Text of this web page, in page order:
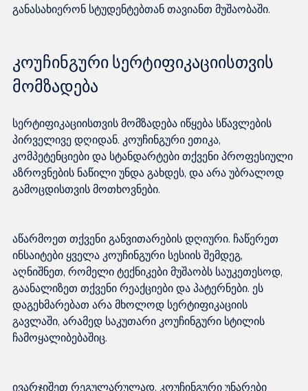
კოუჩინგური სერტიფიკაციისთვის
მომზადება
სერტიფიკაციისთვის მომზადება იწყება სწავლების
პირველივე დღიდან. კოუჩინგური ეთიკა,
კომპეტენციები და სტანდარტები თქვენი პროფესიული
აზროვნების ნაწილი უნდა გახდეს, და არა უბრალოდ
აწარმოეთ თქვენი განვითარების დღიური. ჩაწერეთ
ინსაიტები ყველა კოუჩინგური სესიის შემდეგ,
აღნიშნეთ, რომელი ტექნიკები მუშაობს საუკეთესოდ,
გაანალიზეთ თქვენი რეაქციები და პატერნები. ეს
დაგეხმარებათ არა მხოლოდ სერტიფიკაციის
გავლაში, არამედ საკუთარი კოუჩინგური სტილის
ივარჯიშეთ რეგულარულად. კოუჩინგური უნარები